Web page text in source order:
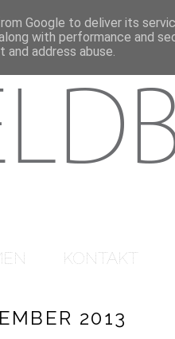
KONTAKT
2013
Google to deliver its
with performance and
address abuse.